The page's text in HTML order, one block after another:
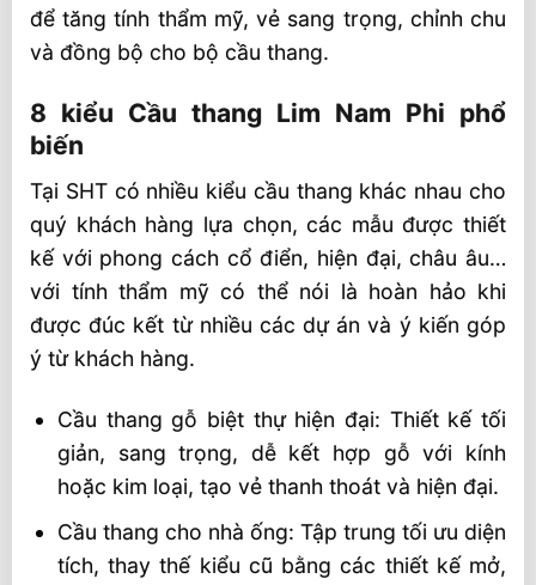
để tăng tính thẩm mỹ, vẻ sang trọng, chỉnh chu
và đồng bộ cho bộ cầu thang.
8 kiểu Cầu thang Lim Nam Phi phổ
biến
Tại SHT có nhiều kiểu cầu thang khác nhau cho
quý khách hàng lựa chọn, các mẫu được thiết
kế với phong cách cổ điển, hiện đại, châu âu…
với tính thẩm mỹ có thể nói là hoàn hảo khi
được đúc kết từ nhiều các dự án và ý kiến góp
ý từ khách hàng.
Cầu thang gỗ biệt thự hiện đại: Thiết kế tối
giản, sang trọng, dễ kết hợp gỗ với kính
hoặc kim loại, tạo vẻ thanh thoát và hiện đại.
Cầu thang cho nhà ống: Tập trung tối ưu diện
tích, thay thế kiểu cũ bằng các thiết kế mở,